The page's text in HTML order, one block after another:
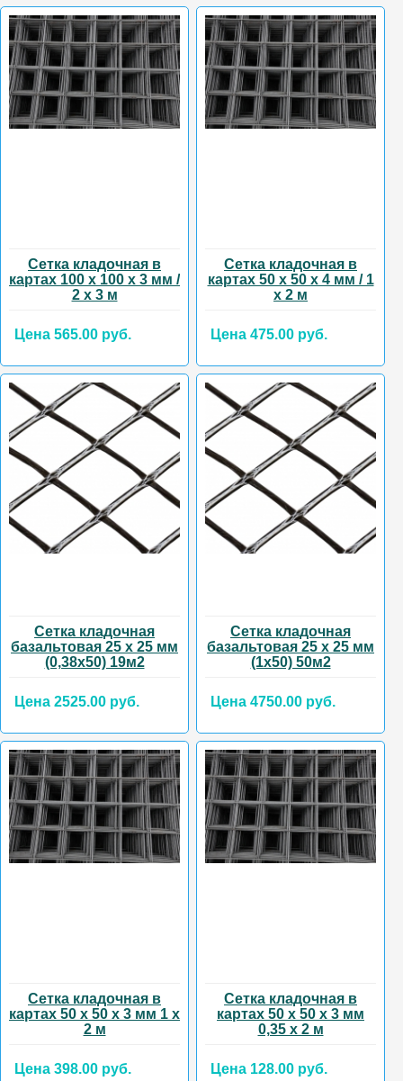
Сетка кладочная в
картах 100 х 100 х 3 мм /
2 х 3 м
Цена 565.00 руб.
Сетка кладочная в
картах 50 х 50 х 4 мм / 1
х 2 м
Цена 475.00 руб.
Сетка кладочная
базальтовая 25 х 25 мм
(0,38х50) 19м2
Цена 2525.00 руб.
Сетка кладочная
базальтовая 25 х 25 мм
(1х50) 50м2
Цена 4750.00 руб.
Сетка кладочная в
картах 50 х 50 х 3 мм 1 х
2 м
Цена 398.00 руб.
Сетка кладочная в
картах 50 х 50 х 3 мм
0,35 х 2 м
Цена 128.00 руб.